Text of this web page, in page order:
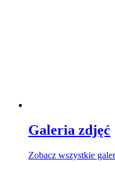
Galeria zdjęć
Zobacz wszystkie